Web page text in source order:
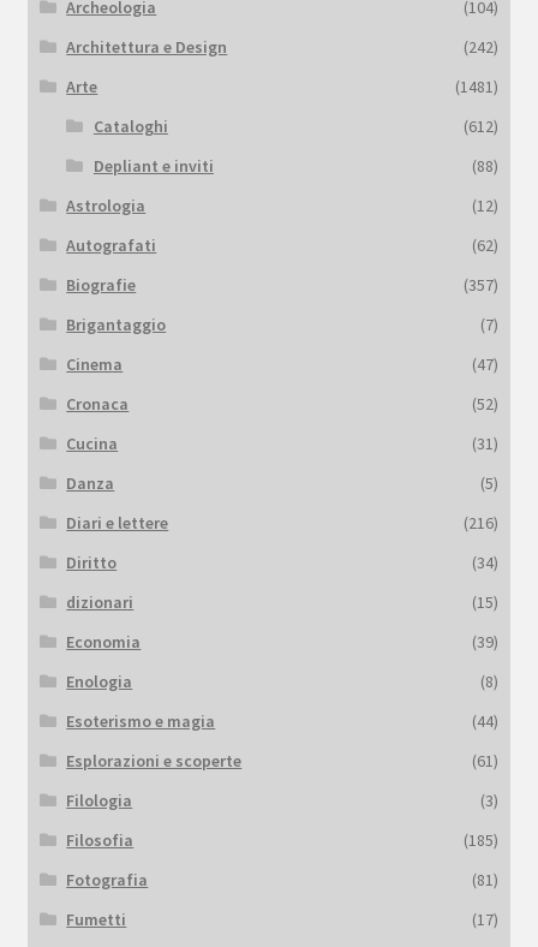
Archeologia
(104)
Architettura e Design
(242)
Arte
(1481)
Cataloghi
(612)
Depliant e inviti
(88)
Astrologia
(12)
Autografati
(62)
Biografie
(357)
Brigantaggio
(7)
Cinema
(47)
Cronaca
(52)
Cucina
(31)
Danza
(5)
Diari e lettere
(216)
Diritto
(34)
dizionari
(15)
Economia
(39)
Enologia
(8)
Esoterismo e magia
(44)
Esplorazioni e scoperte
(61)
Filologia
(3)
Filosofia
(185)
Fotografia
(81)
Fumetti
(17)